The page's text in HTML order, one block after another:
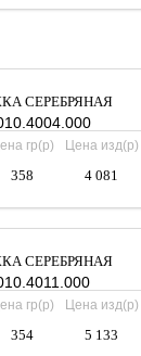
СЕРЕБРЯНАЯ
гр(р) Цена изд(р)
358 4 081
СЕРЕБРЯНАЯ
гр(р) Цена изд(р)
354 5 133